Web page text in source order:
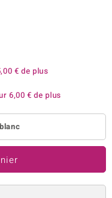
€ de plus
6,00 € de plus